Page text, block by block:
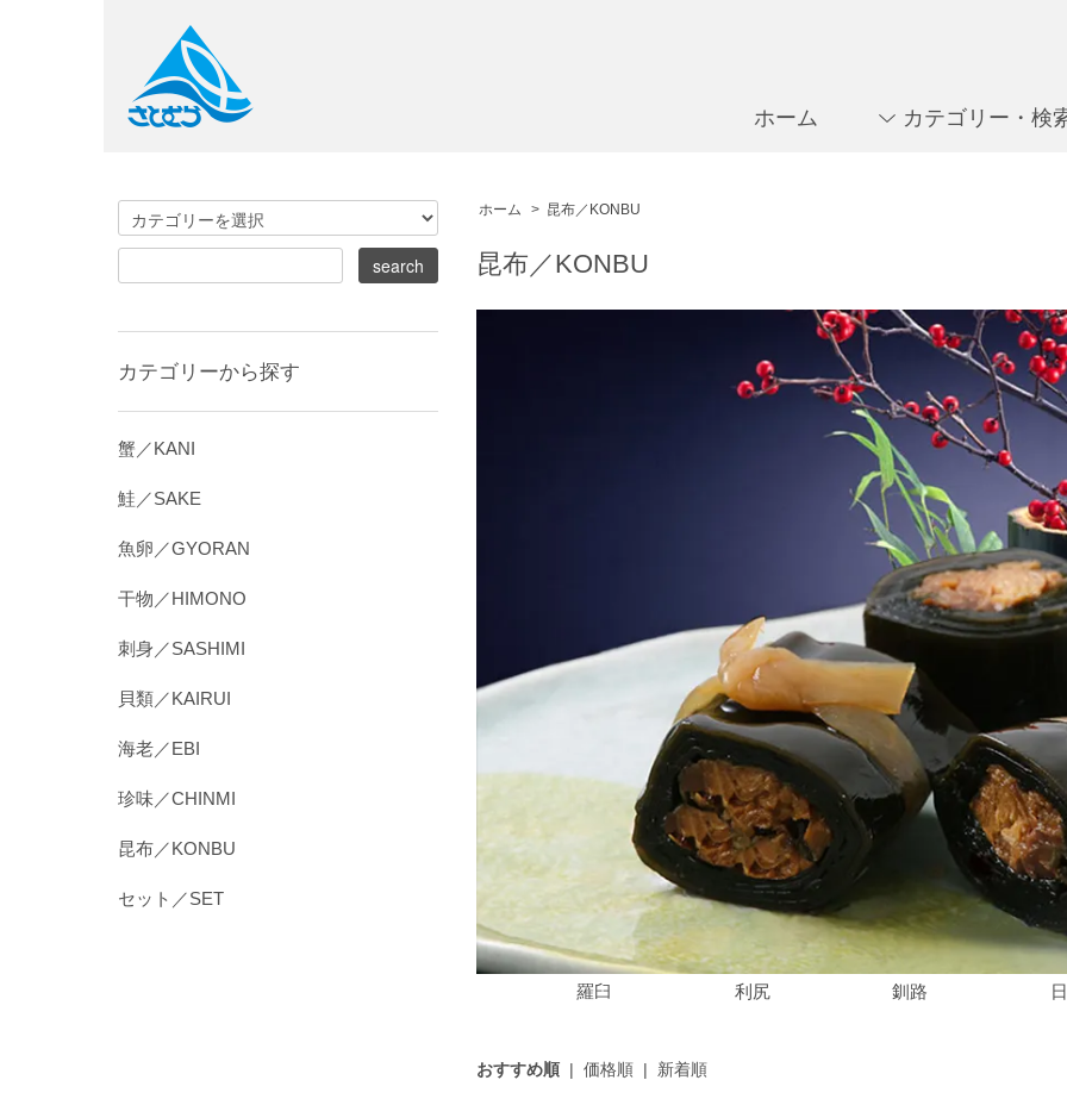
ホーム カテゴリー・検
ホーム > 昆布／KONBU
昆布／KONBU
羅臼 利尻 釧路
おすすめ順| 価格順| 新着順
カテゴリーから探す
蟹／KANI
鮭／SAKE
魚卵／GYORAN
干物／HIMONO
刺身／SASHIMI
貝類／KAIRUI
海老／EBI
珍味／CHINMI
昆布／KONBU
セット／SET